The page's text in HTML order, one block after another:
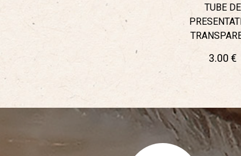
TUBE DE
3.00€